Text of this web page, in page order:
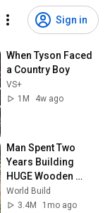
Sign in
When Tyson Faced
a Country Boy
VS+
1M
4w ago
Man Spent Two
Years Building
HUGE Wooden
House for his
Family | Start to
World Build
3.4M
1mo ago